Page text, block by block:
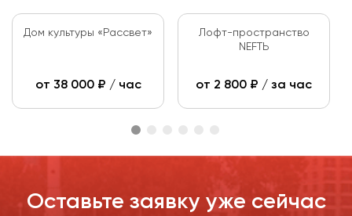
Дом культуры «Рассвет»
от 38 000₽ / час
Лофт-пространство
NEFTЬ
от 2 800 ₽ / за час
Оставьте заявку уже сейчас